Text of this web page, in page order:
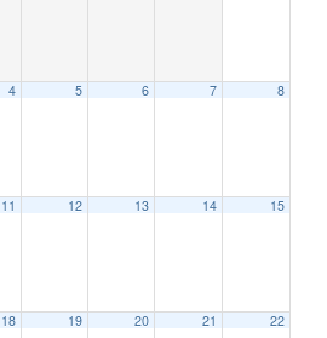
4 5 6 7 8
11 12 13 14 15
18 19 20 21 22